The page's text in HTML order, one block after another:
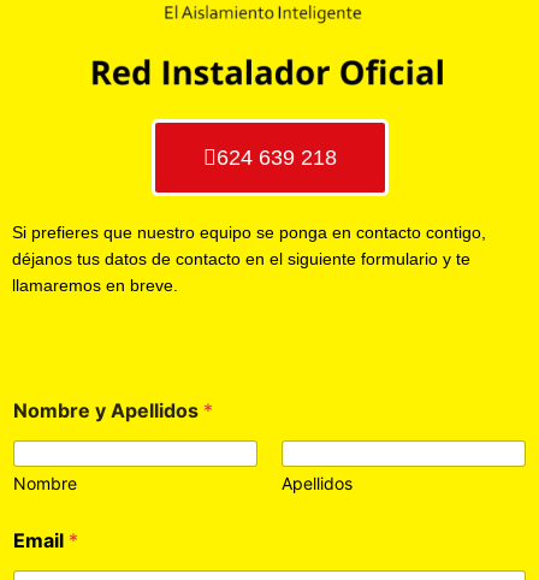
624 639 218
Si prefieres que nuestro equipo se ponga en contacto contigo,
déjanos tus datos de contacto en el siguiente formulario y te
llamaremos en breve.
Nombre y Apellidos *
Nombre Apellidos
Email *